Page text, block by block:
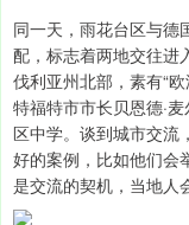
同一天，雨花台区与德
配，标志着两地交往进
伐利亚州北部，素有“
特福特市市长贝恩德·
区中学。谈到城市交流
好的案例，比如他们会
是交流的契机，当地人